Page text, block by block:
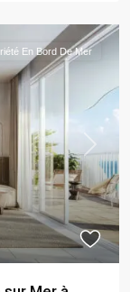
Next
En Bord De Mer